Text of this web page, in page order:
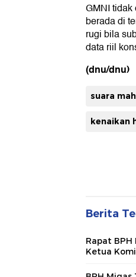
GMNI
berada di
rugi bila
data riil
(dnu/dnu)
suara
kenaikan
Berita
Rapat
Ketua